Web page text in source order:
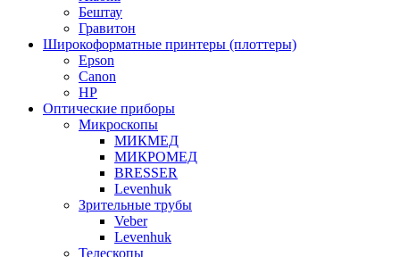
Бештау
Гравитон
Широкоформатные принтеры (плоттеры)
Epson
Canon
HP
Оптические приборы
Микроскопы
МИКМЕД
МИКРОМЕД
BRESSER
Levenhuk
Зрительные трубы
Veber
Levenhuk
Телескопы